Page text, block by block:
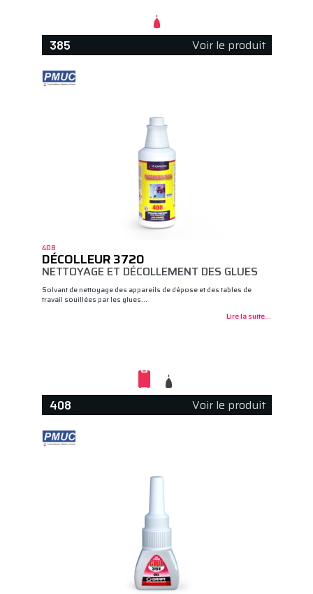
385 Voir le produit
408
DÉCOLLEUR 3720
NETTOYAGE ET DÉCOLLEMENT DES GLUES
Solvant de nettoyage des appareils de dépose et des tables de
travail souillées par les glues…
Lire la suite...
408 Voir le produit